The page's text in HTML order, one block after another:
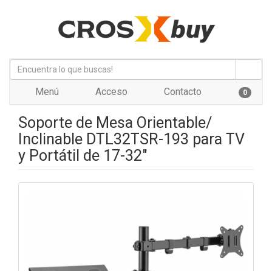
Menú Acceso Contacto 0
Soporte de Mesa Orientable/
Inclinable DTL32TSR-193 para TV
y Portátil de 17-32"